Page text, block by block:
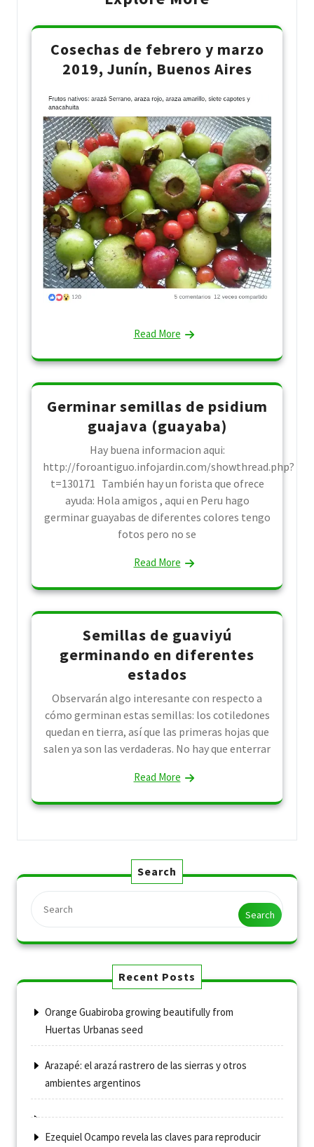
Cosechas de febrero y marzo
2019, Junín, Buenos Aires
Read More
Germinar semillas de psidium
guajava (guayaba)
Hay buena informacion aqui:
http://foroantiguo.infojardin.com/showthread.php?
t=130171 También hay un forista que ofrece
ayuda: Hola amigos , aqui en Peru hago
germinar guayabas de diferentes colores tengo
fotos pero no se
Read More
Semillas de guaviyú
germinando en diferentes
estados
Observarán algo interesante con respecto a
cómo germinan estas semillas: los cotiledones
quedan en tierra, así que las primeras hojas que
salen ya son las verdaderas. No hay que enterrar
Read More
Search
Search
Recent Posts
Orange Guabiroba growing beautifully from
Huertas Urbanas seed
Arazapé: el arazá rastrero de las sierras y otros
ambientes argentinos
Ezequiel Ocampo revela las claves para reproducir